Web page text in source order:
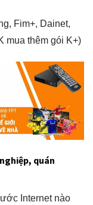
Fim+, Dainet,
mua thêm gói K+)
quán
Internet nào